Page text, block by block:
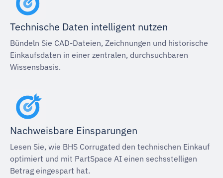
Technische Daten intelligent nutzen
Bündeln Sie CAD-Dateien, Zeichnungen und historische
Einkaufsdaten in einer zentralen, durchsuchbaren
Wissensbasis.
Nachweisbare Einsparungen
Lesen Sie, wie BHS Corrugated den technischen Einkauf
optimiert und mit PartSpace AI einen sechsstelligen
Betrag eingespart hat.